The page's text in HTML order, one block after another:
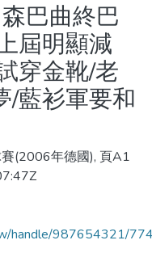
巴曲終巴
屆明顯減
穿金靴/老
/藍衫軍要和
(2006年德國), 頁A1
handle/987654321/